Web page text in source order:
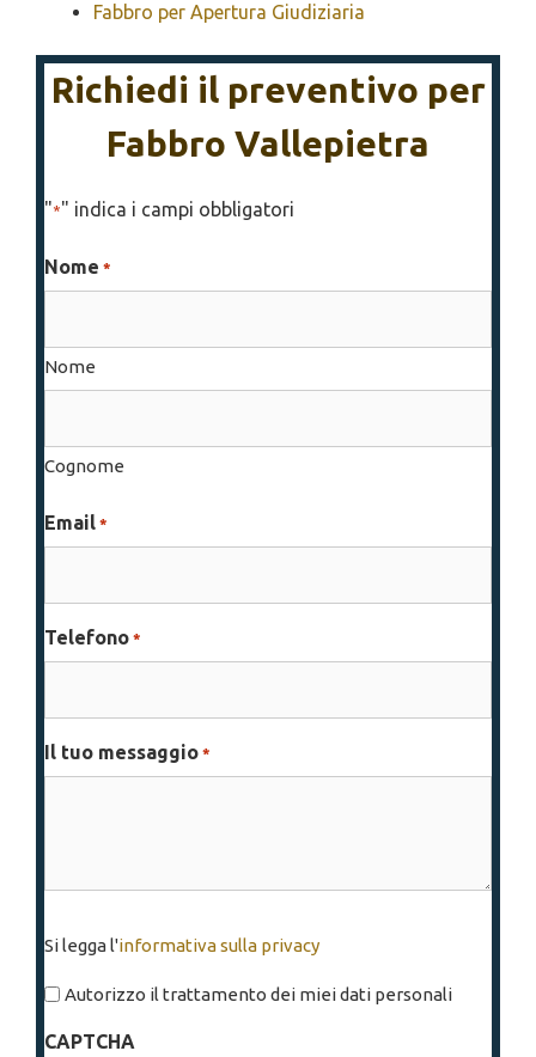
Fabbro per Apertura Giudiziaria
Richiedi il preventivo per
Fabbro Vallepietra
"*" indica i campi obbligatori
Nome *
Nome
Cognome
Email *
Telefono *
Il tuo messaggio *
legga
l'informativa
privacy
Si legga l'informativa sulla privacy
Autorizzo il trattamento dei miei dati personali
CAPTCHA